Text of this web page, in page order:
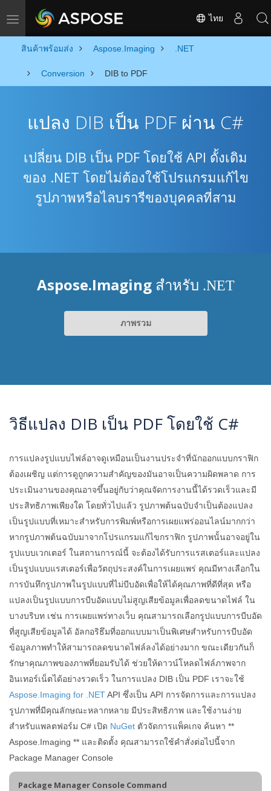
Toggle navigation ไทย
สินค้าพร้อมส่ง Aspose.Imaging .NET
Conversion DIB to PDF
แปลง DIB เป็น PDF ผ่าน C#
เปลี่ยน DIB เป็น PDF โดยใช้ API ดั้งเดิม
ของ .NET โดยไม่ต้องใช้โปรแกรมแก้ไข
รูปภาพหรือไลบรารีของบุคคลที่สาม
Aspose.Imaging สำหรับ .NET
ภาพรวม
วิธีแปลง DIB เป็น PDF โดยใช้ C#
การแปลงรูปแบบไฟล์อาจดูเหมือนเป็นงานประจำที่นักออกแบบกราฟิก
ต้องเผชิญ แต่การดูถูกความสำคัญของมันอาจเป็นความผิดพลาด การ
ประเมินงานของคุณอาจขึ้นอยู่กับว่าคุณจัดการงานนี้ได้รวดเร็วและมี
ประสิทธิภาพเพียงใด โดยทั่วไปแล้ว รูปภาพต้นฉบับจำเป็นต้องแปลง
เป็นรูปแบบที่เหมาะสำหรับการพิมพ์หรือการเผยแพร่ออนไลน์มากกว่า
หากรูปภาพต้นฉบับมาจากโปรแกรมแก้ไขกราฟิก รูปภาพนั้นอาจอยู่ใน
รูปแบบเวกเตอร์ ในสถานการณ์นี้ จะต้องได้รับการแรสเตอร์และแปลง
เป็นรูปแบบแรสเตอร์เพื่อวัตถุประสงค์ในการเผยแพร่ คุณมีทางเลือกใน
การบันทึกรูปภาพในรูปแบบที่ไม่บีบอัดเพื่อให้ได้คุณภาพที่ดีที่สุด หรือ
แปลงเป็นรูปแบบการบีบอัดแบบไม่สูญเสียข้อมูลเพื่อลดขนาดไฟล์ ใน
บางบริบท เช่น การเผยแพร่ทางเว็บ คุณสามารถเลือกรูปแบบการบีบอัด
ที่สูญเสียข้อมูลได้ อัลกอริธึมที่ออกแบบมาเป็นพิเศษสำหรับการบีบอัด
ข้อมูลภาพทำให้สามารถลดขนาดไฟล์ลงได้อย่างมาก ขณะเดียวกันก็
รักษาคุณภาพของภาพที่ยอมรับได้ ช่วยให้ดาวน์โหลดไฟล์ภาพจาก
อินเทอร์เน็ตได้อย่างรวดเร็ว ในการแปลง DIB เป็น PDF เราจะใช้
Aspose.Imaging for .NETAPI ซึ่งเป็น API การจัดการและการแปลง
รูปภาพที่มีคุณลักษณะหลากหลาย มีประสิทธิภาพ และใช้งานง่าย
สำหรับแพลตฟอร์ม C# เปิด NuGet ตัวจัดการแพ็คเกจ ค้นหา **
Aspose.Imaging ** และติดตั้ง คุณสามารถใช้คำสั่งต่อไปนี้จาก
Package Manager Console
Package Manager Console Command